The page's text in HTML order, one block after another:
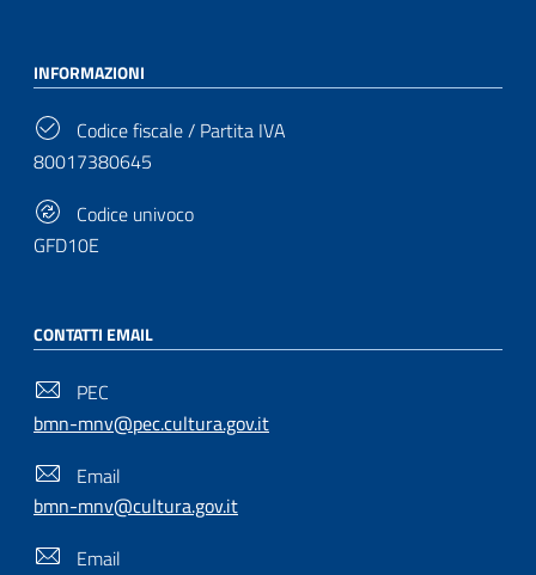
INFORMAZIONI
Codice fiscale / Partita IVA
80017380645
Codice univoco
GFD10E
CONTATTI EMAIL
PEC
bmn-mnv@pec.cultura.gov.it
Email
bmn-mnv@cultura.gov.it
Email